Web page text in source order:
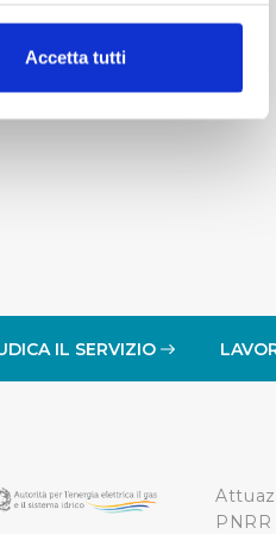
(impronte
che l’Utente ha fornito
i singoli cookie
Accetta tutti
IL SERVIZIO
PNRR